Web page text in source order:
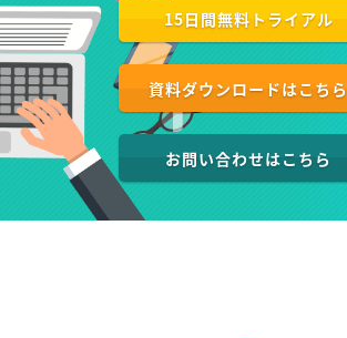
15日間無料トライアル
資料ダウンロードはこちら
お問い合わせはこちら